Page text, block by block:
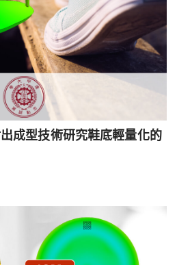
成型技術研究鞋底輕量化的